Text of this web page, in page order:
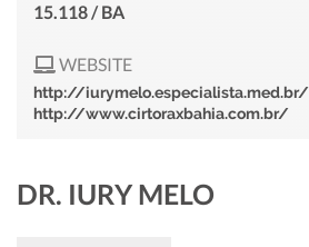
15.118 / BA
WEBSITE
http://iurymelo.especialista.med.br/
http://www.cirtoraxbahia.com.br/
DR. IURY MELO